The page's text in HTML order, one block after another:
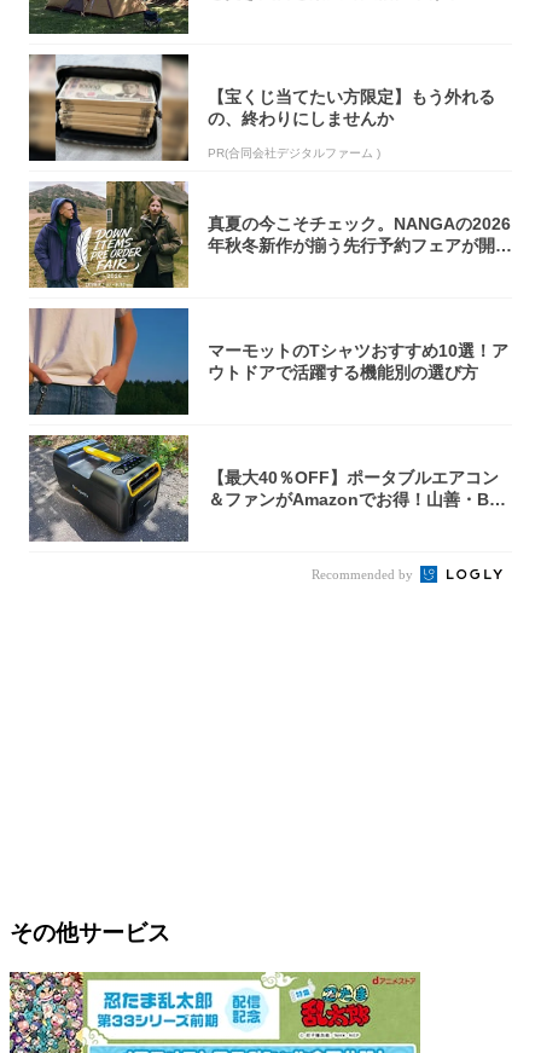
【宝くじ当てたい方限定】もう外れる
の、終わりにしませんか
PR(合同会社デジタルファーム )
真夏の今こそチェック。NANGAの2026
年秋冬新作が揃う先行予約フェアが開催
マーモットのTシャツおすすめ10選！ア
ウトドアで活躍する機能別の選び方
【最大40％OFF】ポータブルエアコン
＆ファンがAmazonでお得！山善・Bo
Recommended by
その他サービス